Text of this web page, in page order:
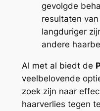
gevolgde
resultaten
langduriger
andere
Al met al biedt de
veelbelovende
zoek zijn naar
haarverlies tegen